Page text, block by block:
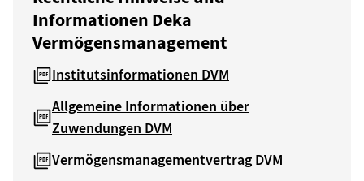
Informationen Deka
Vermögensmanagement
Institutsinformationen DVM
Allgemeine Informationen über
Zuwendungen DVM
Vermögensmanagementvertrag DVM